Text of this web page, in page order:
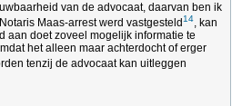
van de advocaat, daarvan ben ik
Maas-arrest werd vastgesteld 14, kan
aan doet zoveel mogelijk informatie te
het alleen maar achterdocht of erger
tenzij de advocaat kan uitleggen